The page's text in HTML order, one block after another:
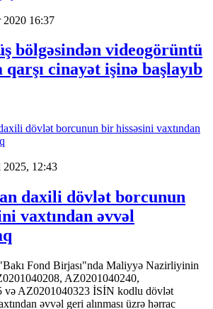
2020 16:37
bölgəsindən videogörüntü
cinayət işinə başlayıb
2025, 12:43
daxili dövlət borcunun
vaxtından əvvəl
Fond Birjası"nda Maliyyə Nazirliyinin
AZ0201040240,
və AZ0201040323 İSİN kodlu dövlət
əvvəl geri alınması üzrə hərrac